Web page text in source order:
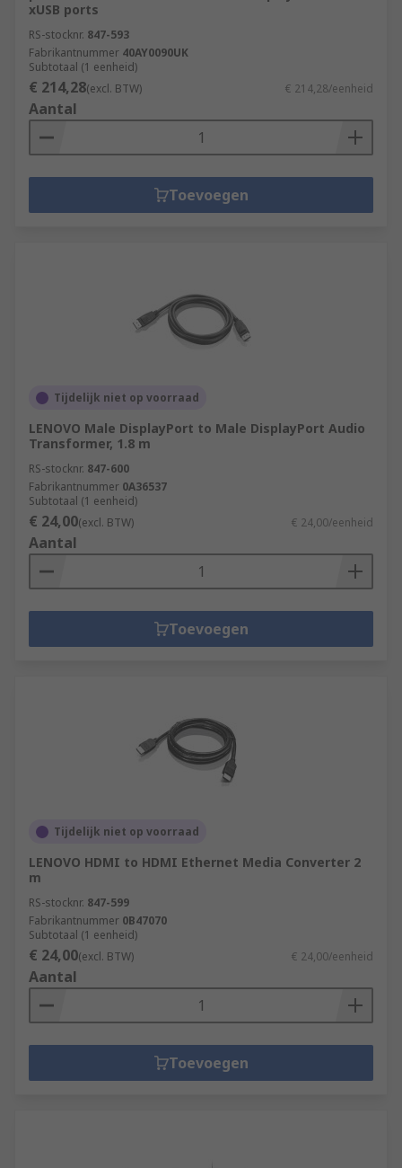
xUSB ports
RS-stocknr. 847-593
Fabrikantnummer 40AY0090UK
Subtotaal (1 eenheid)
€ 214,28(excl. BTW) € 214,28/eenheid
Aantal
Toevoegen
Tijdelijk niet op voorraad
LENOVO Male DisplayPort to Male DisplayPort Audio
Transformer, 1.8 m
RS-stocknr. 847-600
Fabrikantnummer 0A36537
Subtotaal (1 eenheid)
€ 24,00(excl. BTW) € 24,00/eenheid
Aantal
Toevoegen
Tijdelijk niet op voorraad
LENOVO HDMI to HDMI Ethernet Media Converter 2
m
RS-stocknr. 847-599
Fabrikantnummer 0B47070
Subtotaal (1 eenheid)
€ 24,00(excl. BTW) € 24,00/eenheid
Aantal
Toevoegen